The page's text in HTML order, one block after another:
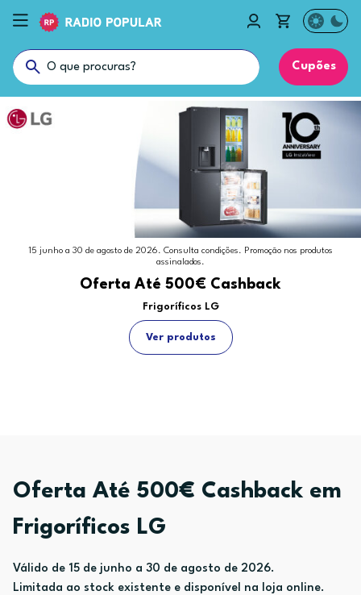
Cupões
15 junho a 30 de agosto de 2026. Consulta condições. Promoção nos produtos
assinalados.
Oferta Até 500€ Cashback
Frigoríficos LG
Ver produtos
Oferta Até 500€ Cashback em
Frigoríficos LG
Válido de 15 de junho a 30 de agosto de 2026.
Limitada ao stock existente e disponível na loja online.